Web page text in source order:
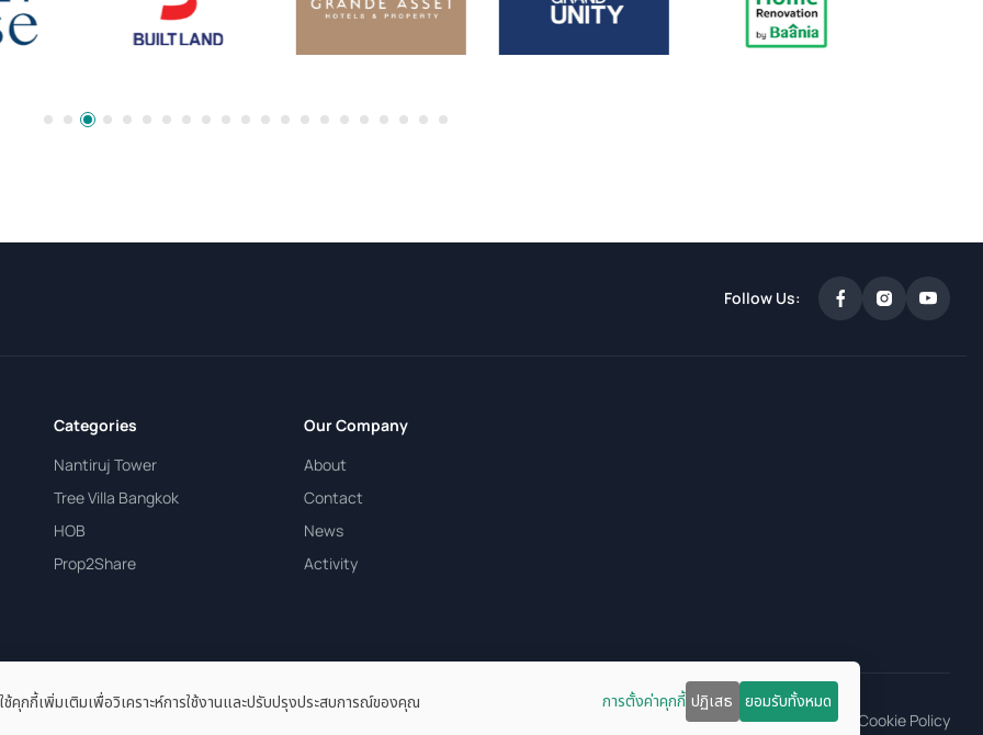
Follow Us:
Categories
Nantiruj Tower
Tree Villa Bangkok
HOB
Prop2Share
Our Company
About
Contact
News
Activity
Terms Of ServicesPrivacy Policy Cookie Policy
คุกกี้เพิ่มเติมเพื่อวิเคราะห์การใช้งานและปรับปรุงประสบการณ์ของคุณ การตั้งค่าคุกกี้ ปฏิเสธ ยอมรับทั้งหมด